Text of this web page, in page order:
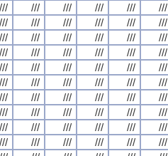
/// /// /// /// /// ///
/// /// /// /// /// ///
/// /// /// /// /// ///
/// /// /// /// /// ///
/// /// /// /// /// ///
/// /// /// /// /// ///
/// /// /// /// /// ///
/// /// /// /// /// ///
/// /// /// /// /// ///
/// /// /// /// /// ///